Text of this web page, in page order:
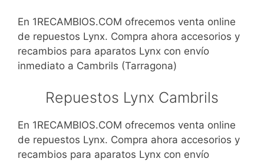
En 1RECAMBIOS.COM ofrecemos venta online
de repuestos Lynx. Compra ahora accesorios y
recambios para aparatos Lynx con envío
inmediato a Cambrils (Tarragona)
Repuestos Lynx Cambrils
En 1RECAMBIOS.COM ofrecemos venta online
de repuestos Lynx. Compra ahora accesorios y
recambios para aparatos Lynx con envío